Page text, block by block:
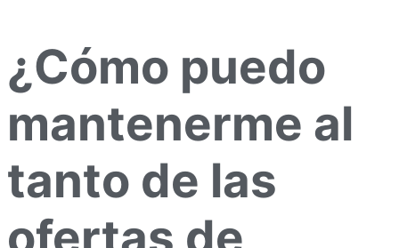
¿Cómo puedo
mantenerme al
tanto de las